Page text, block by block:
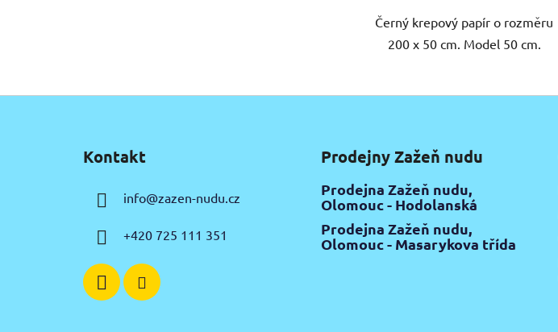
Černý krepový papír o rozměru
200 x 50 cm. Model 50 cm.
Kontakt
info@zazen-nudu.cz
+420 725 111 351
Prodejny Zažeň nudu
Prodejna Zažeň nudu,
Olomouc - Hodolanská
Prodejna Zažeň nudu,
Olomouc - Masarykova třída